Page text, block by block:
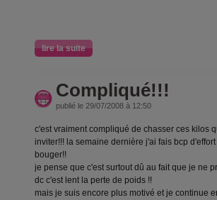
lire la suite
Compliqué!!!
publié le 29/07/2008 à 12:50
c'est vraiment compliqué de chasser ces kilos
inviter!!! la semaine dernière j'ai fais bcp
bouger!!
je pense que c'est surtout dû au fait que je ne
dc c'est lent la perte de poids !!
mais je suis encore plus motivé et je continue